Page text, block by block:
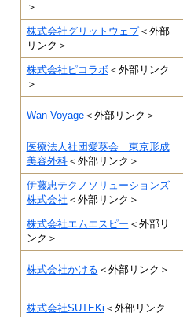
＞
株式会社グリットウェブ＜外部
リンク＞
株式会社ピコラボ＜外部リンク
＞
Wan-Voyage＜外部リンク＞
医療法人社団愛葵会 東京形成
美容外科＜外部リンク＞
伊藤忠テクノソリューションズ
株式会社 ＜外部リンク＞
株式会社エムエスピー ＜外部リ
ンク＞
株式会社かける ＜外部リンク＞
株式会社SUTEKi ＜外部リンク